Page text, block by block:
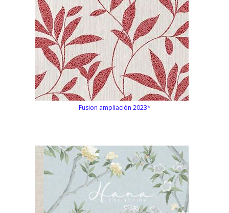
Fusion ampliación 2023*